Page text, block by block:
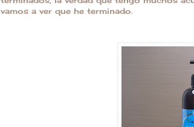
vamos a ver que he terminado.